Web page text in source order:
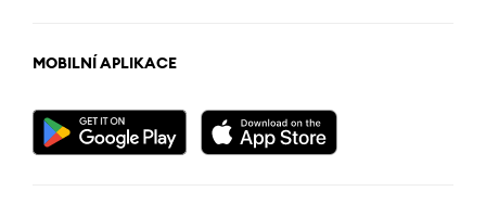
MOBILNÍ APLIKACE